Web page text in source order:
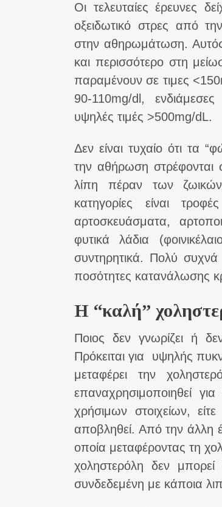
Οι τελευταίες έρευνες
οξειδωτικό στρες από
στην αθηρωμάτωση. Αυτός
και περισσότερο στη
παραμένουν σε τιμες
90-110mg/dl,
υψηλές τιμές >500mg/dL.
Δεν είναι τυχαίο ότι τα
την αθήρωση στρέφονται
λίπη πέραν των
κατηγορίες είναι
αρτοσκευάσματα,
φυτικά λάδια
συντηρητικά. Πολύ
ποσότητες κατανάλωσης
Η “καλή”
Ποιος δεν γνωρίζει ή
Πρόκειται για υψηλής
μεταφέρει την
επαναχρησιμοποιηθεί
χρήσιμων στοιχείων,
αποβληθεί. Από την άλλη
οποία μεταφέροντας τη
χοληστερόλη δεν
συνδεδεμένη με κάποια